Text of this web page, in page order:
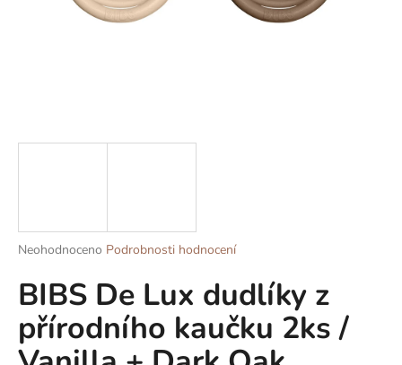
Průměrné
produktu
je
5
Neohodnoceno Podrobnosti hodnocení
BIBS De Lux dudlíky z
přírodního kaučku 2ks /
t
D